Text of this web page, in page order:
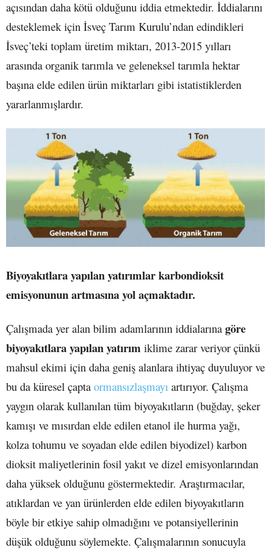
açısından daha kötü olduğunu iddia etmektedir. İddialarını
desteklemek için İsveç Tarım Kurulu’ndan edindikleri
İsveç’teki toplam üretim miktarı, 2013-2015 yılları
arasında organik tarımla ve geleneksel tarımla hektar
başına elde edilen ürün miktarları gibi istatistiklerden
yararlanmışlardır.
Biyoyakıtlara yapılan yatırımlar karbondioksit
emisyonunun artmasına yol açmaktadır.
Çalışmada yer alan bilim adamlarının iddialarına göre
biyoyakıtlara yapılan yatırım iklime zarar veriyor çünkü
mahsul ekimi için daha geniş alanlara ihtiyaç duyuluyor ve
bu da küresel çapta ormansızlaşmayı artırıyor. Çalışma
yaygın olarak kullanılan tüm biyoyakıtların (buğday, şeker
kamışı ve mısırdan elde edilen etanol ile hurma yağı,
kolza tohumu ve soyadan elde edilen biyodizel) karbon
dioksit maliyetlerinin fosil yakıt ve dizel emisyonlarından
daha yüksek olduğunu göstermektedir. Araştırmacılar,
atıklardan ve yan ürünlerden elde edilen biyoyakıtların
böyle bir etkiye sahip olmadığını ve potansiyellerinin
düşük olduğunu söylemekte. Çalışmalarının sonucuyla